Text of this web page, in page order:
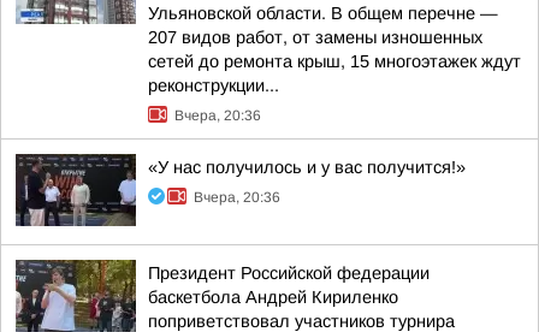
Ульяновской области. В общем перечне —
207 видов работ, от замены изношенных
сетей до ремонта крыш, 15 многоэтажек ждут
реконструкции...
Вчера, 20:36
«У нас получилось и у вас получится!»
Вчера, 20:36
Президент Российской федерации
баскетбола Андрей Кириленко
поприветствовал участников турнира